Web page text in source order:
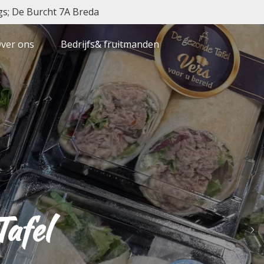
De Burcht 7A Breda
ons Bedrijfs& fruitmanden